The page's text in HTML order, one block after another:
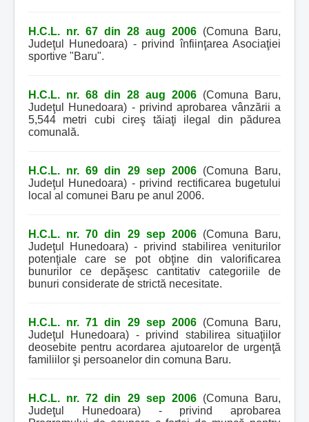
H.C.L. nr. 67 din 28 aug 2006 (Comuna Baru,
Judeţul Hunedoara) - privind înfiinţarea Asociaţiei
sportive "Baru".
H.C.L. nr. 68 din 28 aug 2006 (Comuna Baru,
Judeţul Hunedoara) - privind aprobarea vânzării a
5,544 metri cubi cireş tăiaţi ilegal din pădurea
comunală.
H.C.L. nr. 69 din 29 sep 2006(Comuna Baru,
Judeţul Hunedoara) - privind rectificarea bugetului
local al comunei Baru pe anul 2006.
H.C.L. nr. 70 din 29 sep 2006(Comuna Baru,
Judeţul Hunedoara) - privind stabilirea veniturilor
potenţiale care se pot obţine din valorificarea
bunurilor ce depăşesc cantitativ categoriile de
bunuri considerate de strictă necesitate.
H.C.L. nr. 71 din 29 sep 2006(Comuna Baru,
Judeţul Hunedoara) - privind stabilirea situaţiilor
deosebite pentru acordarea ajutoarelor de urgenţă
familiilor şi persoanelor din comuna Baru.
H.C.L. nr. 72 din 29 sep 2006(Comuna Baru,
Judeţul Hunedoara) - privind aprobarea